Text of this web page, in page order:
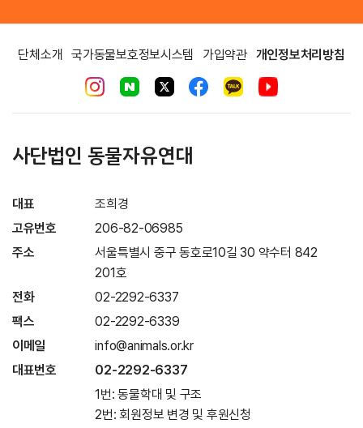
단체소개 국가동물보호정보시스템 가입약관 개인정보처리방침
사단법인 동물자유연대
대표
조희경
고유번호
206-82-06985
주소
서울특별시 중구 동호로10길 30 약수터 842
201호
전화
02-2292-6337
팩스
02-2292-6339
이메일
info@animals.or.kr
대표번호
02-2292-6337
1번: 동물학대 및 구조
2번: 회원정보 변경 및 후원신청